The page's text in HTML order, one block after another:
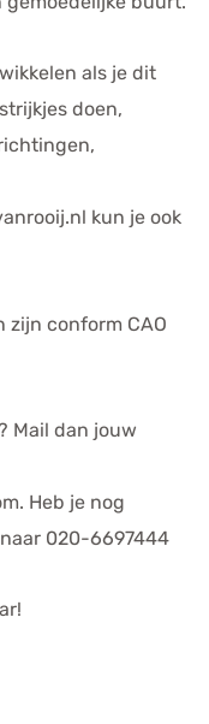
als je dit
doen,
kun je ook
zijn conform CAO
Mail dan jouw
Heb je nog
020-6697444